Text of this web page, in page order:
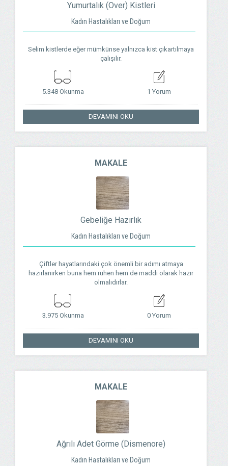
Yumurtalık (Over) Kistleri
Kadın Hastalıkları ve Doğum
Selim kistlerde eğer mümkünse yalnızca kist çıkartılmaya
çalışılır.
5.348 Okunma 1 Yorum
DEVAMINI OKU
MAKALE
Gebeliğe Hazırlık
Kadın Hastalıkları ve Doğum
Çiftler hayatlarındaki çok önemli bir adımı atmaya
hazırlanırken buna hem ruhen hem de maddi olarak hazır
olmalıdırlar.
3.975 Okunma 0 Yorum
DEVAMINI OKU
MAKALE
Ağrılı Adet Görme (Dismenore)
Kadın Hastalıkları ve Doğum